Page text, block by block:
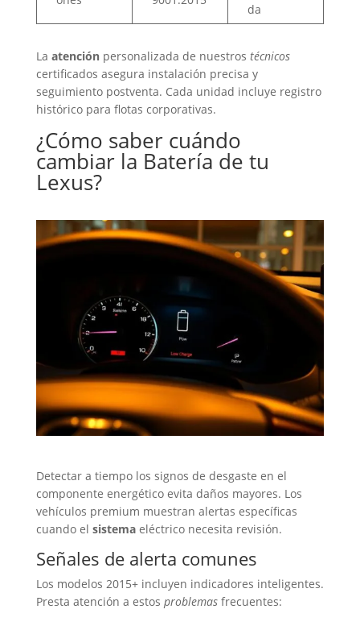
da
La atenciónpersonalizada de nuestros técnicos
certificados asegura instalación precisa y
seguimiento postventa. Cada unidad incluye registro
histórico para flotas corporativas.
¿Cómo saber cuándo
cambiar la Batería de tu
Lexus?
Detectar a tiempo los signos de desgaste en el
componente energético evita daños mayores. Los
vehículos premium muestran alertas específicas
cuando el sistemaeléctrico necesita revisión.
Señales de alerta comunes
Los modelos 2015+ incluyen indicadores inteligentes.
Presta atención a estos problemasfrecuentes: